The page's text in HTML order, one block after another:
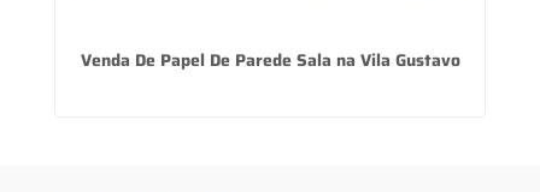
Venda De Papel De Parede Sala na Vila Gustavo